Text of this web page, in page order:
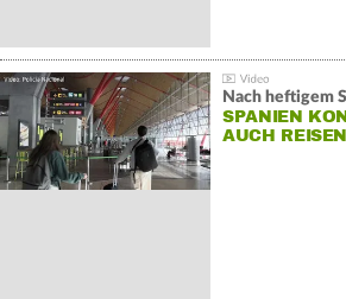
Nach heftigem
SPANIEN
AUCH